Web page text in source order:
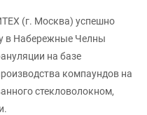
(г. Москва) успешно
в Набережные Челны
на базе
компаундов на
стекловолокном,